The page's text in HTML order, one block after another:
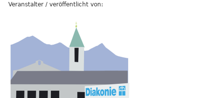
Veranstalter / veröffentlicht von: